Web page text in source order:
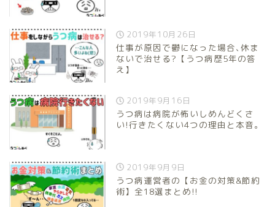
2019年10月26日
仕事が原因で鬱になった場合､休ま
ないで治せる?【うつ病歴5年の答
え】
2019年9月16日
うつ病は病院が怖いしめんどくさ
い!行きたくない4つの理由と本音｡
2019年9月9日
うつ病運営者の【お金の対策&節約
術】全18選まとめ!!